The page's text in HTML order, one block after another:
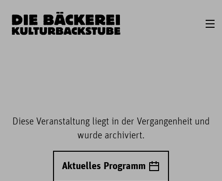
Diese Veranstaltung liegt in der Vergangenheit und
wurde archiviert.
Aktuelles Programm